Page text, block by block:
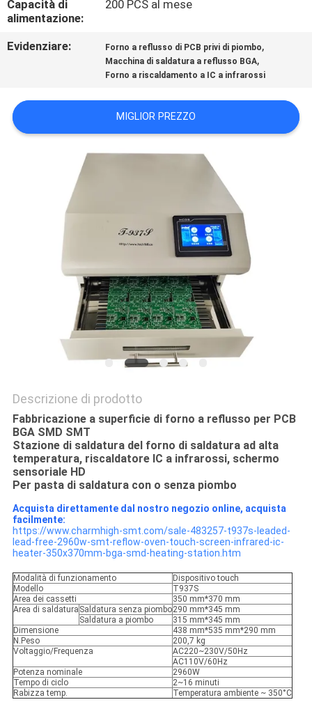
ON
MAPPA
POLITICA
PRIVACY
Capacità di
alimentazione:
200 PCS al mese
Evidenziare: Forno a reflusso di PCB privi di piombo,
Macchina di saldatura a reflusso BGA,
Forno a riscaldamento a IC a infrarossi
MIGLIOR PREZZO
Descrizione di prodotto
Fabbricazione a superficie di forno a reflusso per PCB
BGA SMD SMT
Stazione di saldatura del forno di saldatura ad alta
temperatura, riscaldatore IC a infrarossi, schermo
sensoriale HD
Per pasta di saldatura con o senza piombo
Acquista direttamente dal nostro negozio online, acquista
facilmente:
https://www.charmhigh-smt.com/sale-483257-t937s-leaded-
lead-free-2960w-smt-reflow-oven-touch-screen-infrared-ic-
heater-350x370mm-bga-smd-heating-station.htm
Modalità di funzionamento
Dispositivo touch
Modello
T937S
Area dei cassetti
350 mm*370 mm
Area di saldatura Saldatura senza piombo290 mm*345 mm
Saldatura a piombo
315 mm*345 mm
Dimensione
438 mm*535 mm*290 mm
N.Peso
200,7 kg
Voltaggio/Frequenza
AC220~230V/50Hz
AC110V/60Hz
Potenza nominale
2960W
Tempo di ciclo
2~16 minuti
Rabizza temp.
Temperatura ambiente ~ 350°C